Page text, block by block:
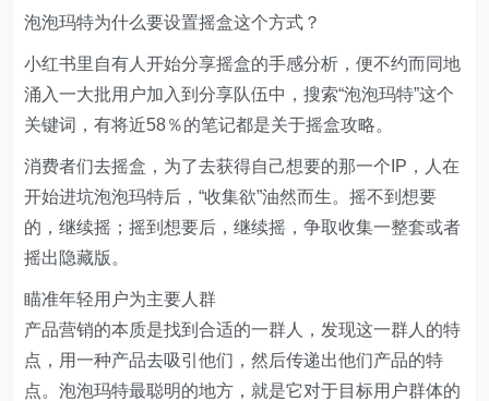
泡泡玛特为什么要设置摇盒这个方式？
小红书里自有人开始分享摇盒的手感分析，便不约而同地
涌入一大批用户加入到分享队伍中，搜索“泡泡玛特”这个
关键词，有将近58％的笔记都是关于摇盒攻略。
消费者们去摇盒，为了去获得自己想要的那一个IP，人在
开始进坑泡泡玛特后，“收集欲”油然而生。摇不到想要
的，继续摇；摇到想要后，继续摇，争取收集一整套或者
摇出隐藏版。
瞄准年轻用户为主要人群
产品营销的本质是找到合适的一群人，发现这一群人的特
点，用一种产品去吸引他们，然后传递出他们产品的特
点。泡泡玛特最聪明的地方，就是它对于目标用户群体的